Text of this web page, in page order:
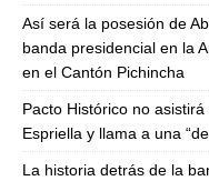
Así será la posesión de
banda presidencial en la
en el Cantón Pichincha
Pacto Histórico no
Espriella y llama a una
La historia detrás de la